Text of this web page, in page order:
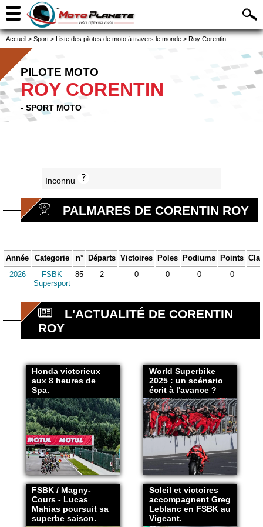
Accueil > Sport > Liste des pilotes de moto à travers le monde > Roy Corentin
PILOTE MOTO
ROY CORENTIN
- SPORT MOTO
Inconnu
PALMARES DE CORENTIN ROY
Année Categorie n° Départs Victoires Poles Podiums Points
2026
FSBK
Supersport
85 2 0 0 0 0
L'ACTUALITÉ DE CORENTIN
ROY
Honda victorieux
aux 8 heures de
Spa.
World Superbike
2025 : un scénario
écrit à l'avance ?
FSBK / Magny-
Cours - Lucas
Mahias poursuit sa
superbe saison.
Soleil et victoires
accompagnent Greg
Leblanc en FSBK au
Vigeant.